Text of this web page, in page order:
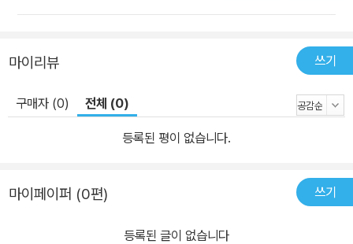
마이리뷰 쓰기
구매자 (0) 전체 (0)
등록된 평이 없습니다.
마이페이퍼 (0편) 쓰기
등록된 글이 없습니다